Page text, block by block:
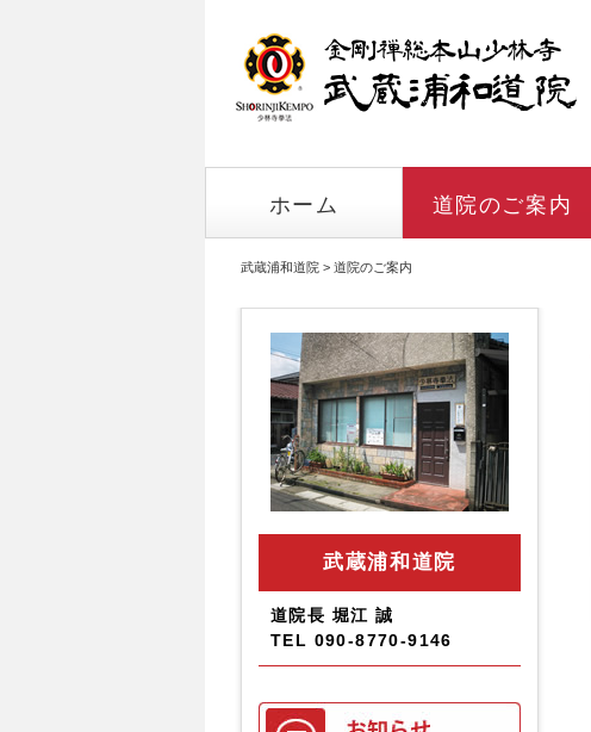
ホーム 道院のご案内
武蔵浦和道院 > 道院のご案内
武蔵浦和道院
道院長 堀江 誠
TEL 090-8770-9146